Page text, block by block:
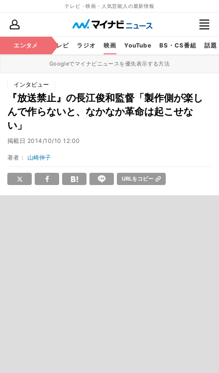
テレビ・映画・人気芸能人の最新情報
エンタメ
芸能 テレビ ラジオ 映画 YouTube BS・CS番組 話題
Googleでマイナビニュースを優先表示する方法
インタビュー
『放送禁止』の長江俊和監督「製作側が楽し
んで作らないと、なかなか革命は起こせな
い」
掲載日 2014/10/10 12:00
著者： 山崎伸子
URLをコピー